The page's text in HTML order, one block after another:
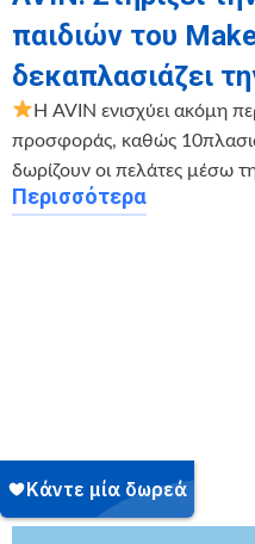
παιδιών του
δεκαπλασιάζει
Η AVIN ενισχύει ακόμη
προσφοράς, καθώς
δωρίζουν οι πελάτες μέσω
Περισσότερα